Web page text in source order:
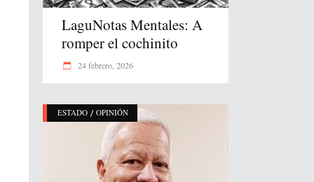
LaguNotas Mentales: A
romper el cochinito
24 febrero, 2026
ESTADO / OPINIÓN